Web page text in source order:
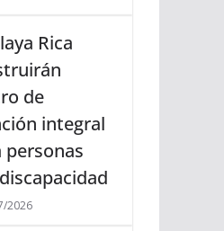
Rica
de
integral
personas
2026